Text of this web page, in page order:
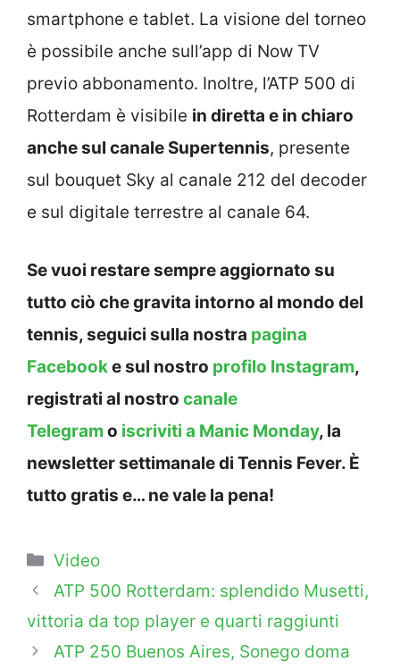
smartphone e tablet. La visione del torneo
è possibile anche sull’app di Now TV
previo abbonamento. Inoltre, l’ATP 500 di
Rotterdam è visibile in diretta e in chiaro
anche sul canale Supertennis, presente
sul bouquet Sky al canale 212 del decoder
e sul digitale terrestre al canale 64.
Se vuoi restare sempre aggiornato su
tutto ciò che gravita intorno al mondo del
tennis, seguici sulla nostra pagina
Facebooke sul nostro profilo Instagram,
registrati al nostro canale
Telegramo iscriviti a Manic Monday, la
newsletter settimanale di Tennis Fever. È
tutto gratis e… ne vale la pena!
Categorie
Video
ATP 500 Rotterdam: splendido Musetti,
vittoria da top player e quarti raggiunti
ATP 250 Buenos Aires, Sonego doma